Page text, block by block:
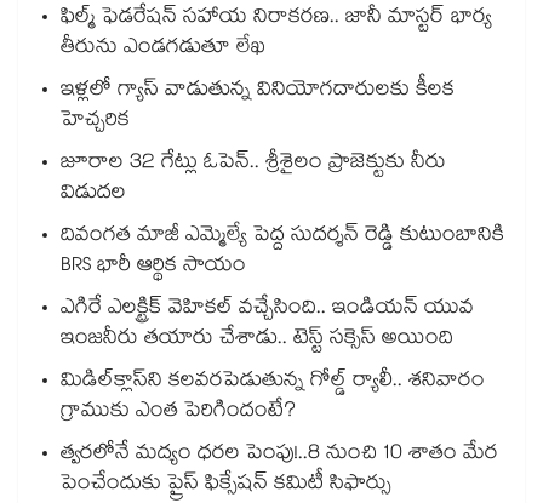
ఫిల్మ్ ఫెడరేషన్ సహాయ నిరాకరణ.. జానీ మాస్టర్ భార్య
తీరును ఎండగడుతూ లేఖ
ఇళ్లలో గ్యాస్ వాడుతున్న వినియోగదారులకు కీలక
హెచ్చరిక
జూరాల 32 గేట్లు ఓపెన్.. శ్రీశైలం ప్రాజెక్టుకు నీరు
విడుదల
దివంగత మాజీ ఎమ్మెల్యే పెద్ద సుదర్శన్ రెడ్డి కుటుంబానికి
BRS భారీ ఆర్థిక సాయం
ఎగిరే ఎలక్ట్రిక్ వెహికల్ వచ్చేసింది.. ఇండియన్ యువ
ఇంజనీరు తయారు చేశాడు.. టెస్ట్ సక్సెస్ అయింది
మిడిల్‌క్లాస్‌ని కలవరపెడుతున్న గోల్డ్ ర్యాలీ.. శనివారం
గ్రాముకు ఎంత పెరిగిందంటే?
త్వరలోనే మద్యం ధ‌‌ర‌‌ల పెంపు!..8 నుంచి 10 శాతం మేర
పెంచేందుకు ప్రైస్ ఫిక్సేష‌‌న్ క‌‌మిటీ సిఫార్సు